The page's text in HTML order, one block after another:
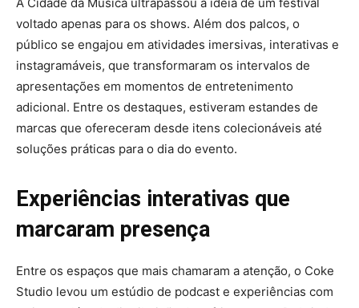
voltado apenas para os shows. Além dos palcos, o
público se engajou em atividades imersivas, interativas e
instagramáveis, que transformaram os intervalos de
apresentações em momentos de entretenimento
adicional. Entre os destaques, estiveram estandes de
marcas que ofereceram desde itens colecionáveis até
soluções práticas para o dia do evento.
Experiências interativas que
marcaram presença
Entre os espaços que mais chamaram a atenção, o Coke
Studio levou um estúdio de podcast e experiências com